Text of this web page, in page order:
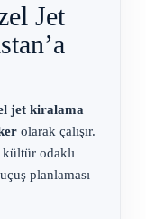
Jet
jet kiralama
olarak çalışır.
odaklı
planlaması